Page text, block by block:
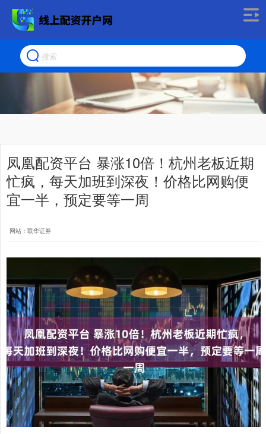
凤凰配资平台 暴涨10倍！杭州老板近期
忙疯，每天加班到深夜！价格比网购便
宜一半，预定要等一周
网站：联华证券